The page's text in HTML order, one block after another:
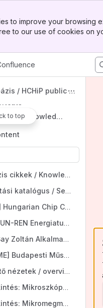
to improve your browsing
to our use of cookies on
/ HCHiP public k
to top
Tudásbázis cikkek / Knowledge base articles
you type.
Tudásbázis cikkek / Knowledge base articles
Szolgáltatási katalógus / Service catalog
[HCHiP] Hungarian Chip Competence Center
[CER] HUN-REN Energiatudományi Kutatóközpont Műszaki Fizikai és Anyagtudományi Intézet
[BZN] Bay Zoltán Alkalmazott Kutatási Közhasznú Nonprofit Kft.
[EET.BME] Budapesti Műszaki és Gazdaságtudományi Egyetem Elektronikus Eszközök Tanszéke
Áttekintő nézetek / overviews
Áttekintés: Mikroszkópos vizsgálatok / Overview: Microscopy analysis
Áttekintés: Mikromegmunkálási és litográfiai szolgáltatások / Overview: Microfabrication and lithography services